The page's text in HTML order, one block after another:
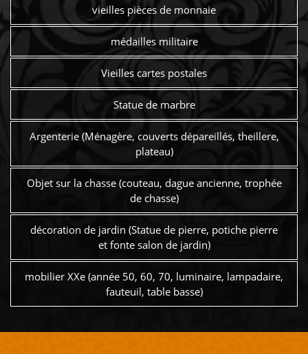
vieilles pièces de monnaie
médailles militaire
Vieilles cartes postales
Statue de marbre
Argenterie (Ménagère, couverts dépareillés, theillere,
plateau)
Objet sur la chasse (couteau, dague ancienne, trophée
de chasse)
décoration de jardin (Statue de pierre, potiche pierre
et fonte salon de jardin)
mobilier XXe (année 50, 60, 70, luminaire, lampadaire,
fauteuil, table basse)